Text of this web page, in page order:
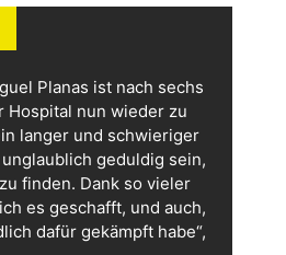
Planas ist nach sechs
Hospital nun wieder zu
langer und schwieriger
geduldig sein,
finden. Dank so vieler
es geschafft, und auch,
dafür gekämpft habe“,